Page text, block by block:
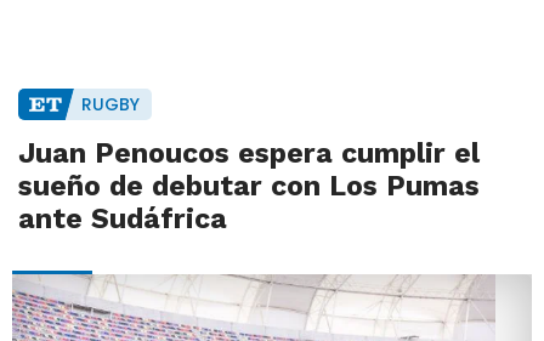
RUGBY
Juan Penoucos espera cumplir el
sueño de debutar con Los Pumas
ante Sudáfrica